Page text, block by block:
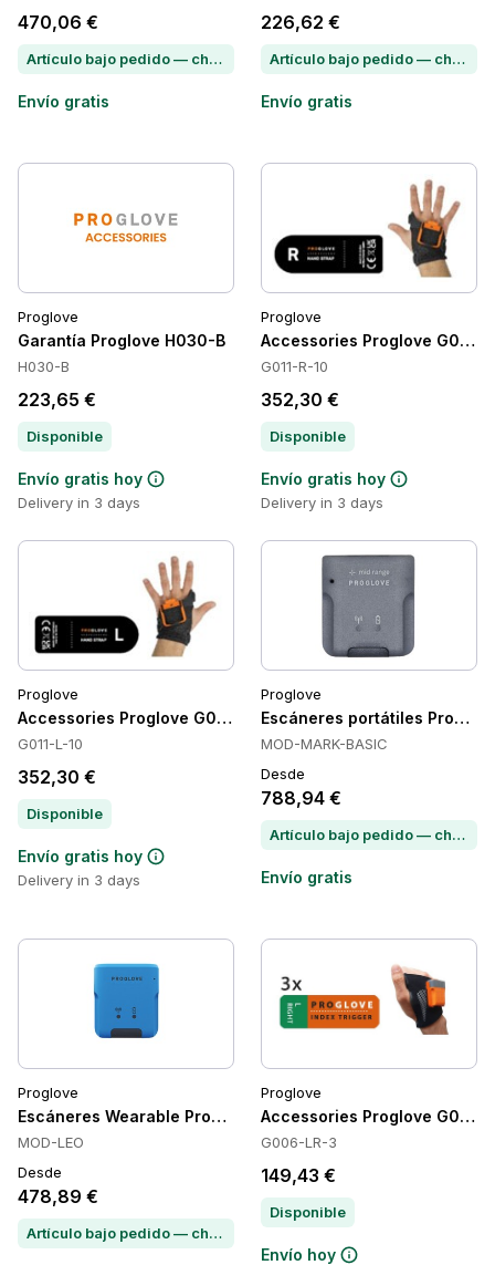
470,06 €
Artículo bajo pedido — chatea para conocer el plazo de entrega
Envío gratis
226,62 €
Artículo bajo pedido — chatea para conocer el plazo de entrega
Envío gratis
Proglove
Garantía Proglove H030-B
H030-B
223,65 €
Disponible
Envío gratis hoy
Delivery in 3 days
Proglove
Accessories Proglove G011-
G011-R-10
352,30 €
Disponible
Envío gratis hoy
Delivery in 3 days
Proglove
Accessories Proglove G011-L-10
G011-L-10
352,30 €
Disponible
Envío gratis hoy
Delivery in 3 days
Proglove
Escáneres portátiles
MOD-MARK-BASIC
Desde
788,94 €
Artículo bajo pedido — chatea para conocer el plazo de entrega
Envío gratis
Proglove
Escáneres Wearable Proglove LEO, 1D/2D, Bluetooth 5.1, 35 g
MOD-LEO
Desde
478,89 €
Artículo bajo pedido — chatea para conocer el plazo de entrega
Proglove
Accessories Proglove G006-
G006-LR-3
149,43 €
Disponible
Envío hoy